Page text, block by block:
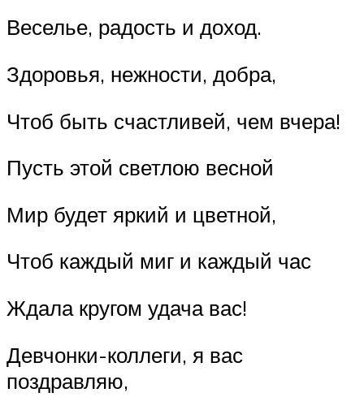
Веселье, радость и доход.
Здоровья, нежности, добра,
Чтоб быть счастливей, чем вчера!
Пусть этой светлою весной
Мир будет яркий и цветной,
Чтоб каждый миг и каждый час
Ждала кругом удача вас!
Девчонки-коллеги, я вас
поздравляю,